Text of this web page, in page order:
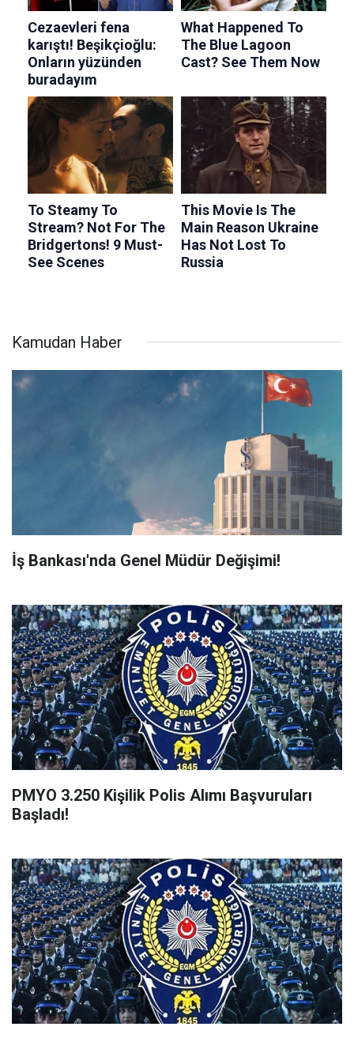
Kamudan Haber
İş Bankası'nda Genel Müdür Değişimi!
PMYO 3.250 Kişilik Polis Alımı Başvuruları
Başladı!